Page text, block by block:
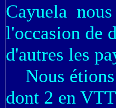
Cayuela
l'occasion de
d'autres les
Nous étions
dont 2 en